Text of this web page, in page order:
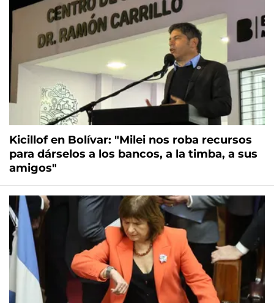
Kicillof en Bolívar: "Milei nos roba recursos
para dárselos a los bancos, a la timba, a sus
amigos"